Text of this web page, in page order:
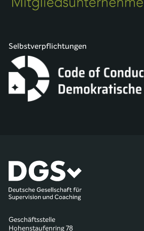
Selbstverpflichtungen
Geschäftsstelle
Hohenstaufenring 78